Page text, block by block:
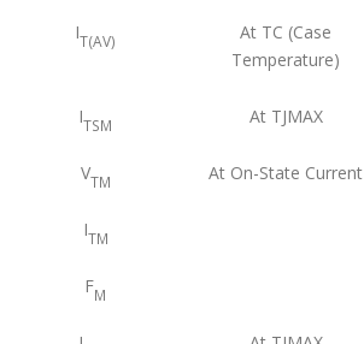
IT(AV)
At TC (Case
Temperature)
ITSM At TJMAX
VTM At On-State Current
ITM
FM